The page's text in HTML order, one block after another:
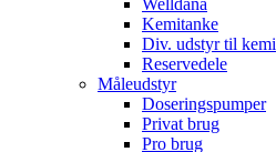
Welldana
Kemitanke
Div. udstyr til kemi
Reservedele
Måleudstyr
Doseringspumper
Privat brug
Pro brug